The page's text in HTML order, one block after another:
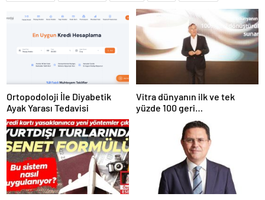
Ortopodoloji İle Diyabetik
Ayak Yarası Tedavisi
Vitra dünyanın ilk ve tek
yüzde 100 geri
dönüştürülmüş seramik
lavabosunu üretti: En çevreci
lavabo Türkiye’den